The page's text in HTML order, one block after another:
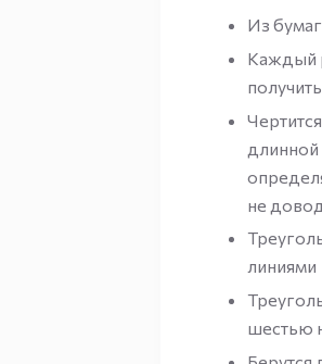
Из
Каждый
длинной
не
линиями
шестью